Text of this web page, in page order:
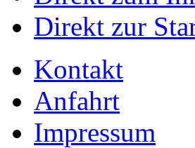
Direkt zur
Kontakt
Anfahrt
Impressum